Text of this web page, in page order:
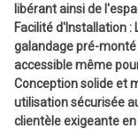
libérant ainsi de
Facilité d'Installation
galandage pré-
accessible même
Conception solide et
utilisation sécurisée
clientèle exigeante